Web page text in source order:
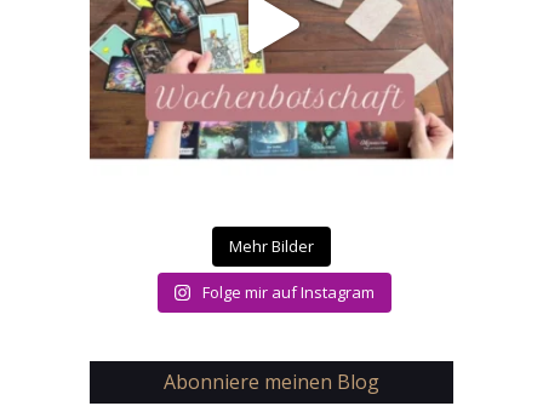
Mehr Bilder
Folge mir auf Instagram
Abonniere meinen Blog